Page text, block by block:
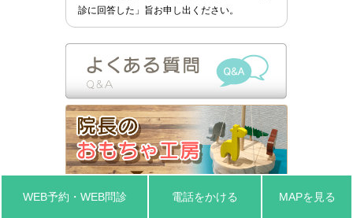
診に回答した」旨お申し出ください。
WEB予約・WEB問診 電話をかける MAPを見る